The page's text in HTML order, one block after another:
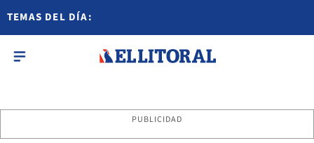
TEMAS DEL DÍA:
PUBLICIDAD